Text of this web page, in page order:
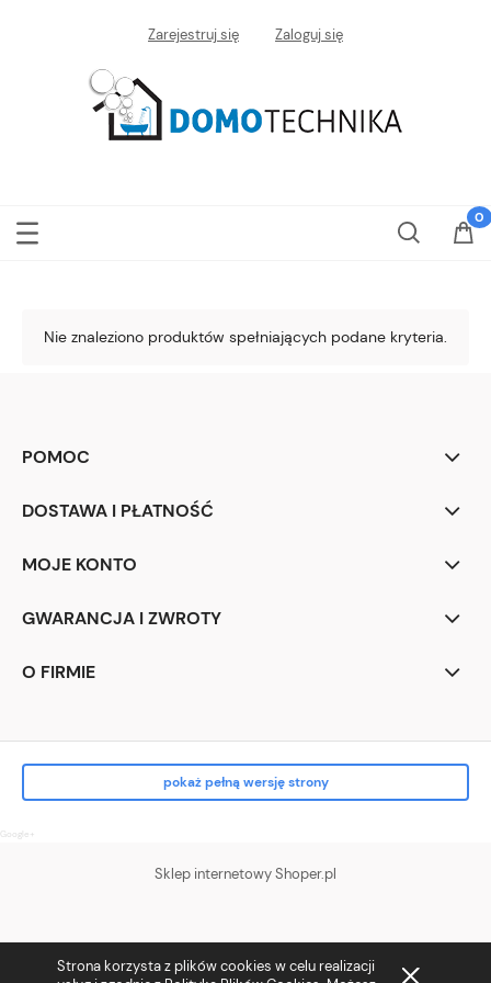
Strona korzysta z plików cookies w celu realizacji
Zarejestruj się Zaloguj się
Nie znaleziono produktów spełniających podane kryteria.
POMOC
DOSTAWA I PŁATNOŚĆ
MOJE KONTO
GWARANCJA I ZWROTY
O FIRMIE
pokaż pełną wersję strony
Google+
Sklep internetowy Shoper.pl